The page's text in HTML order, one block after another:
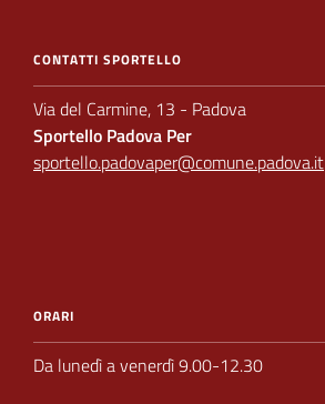
CONTATTI SPORTELLO
Via del Carmine, 13 - Padova
Sportello Padova Per
sportello.padovaper@comune.padova.it
ORARI
Da lunedì a venerdì 9.00-12.30